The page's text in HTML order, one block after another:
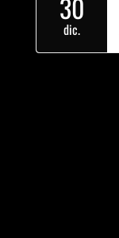
30
dic.